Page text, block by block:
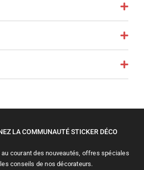
LA COMMUNAUTÉ STICKER DÉCO
au courant des nouveautés, offres spéciales
conseils de nos décorateurs.